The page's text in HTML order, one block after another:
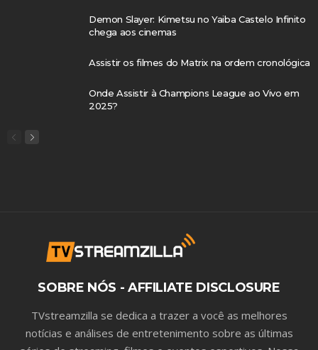
Demon Slayer: Kimetsu no Yaiba Castelo Infinito
chega aos cinemas
Assistir os filmes do Matrix na ordem cronológica
Onde Assistir à Champions League ao Vivo em
2025?
SOBRE NÓS - AFFILIATE DISCLOSURE
TVstreamzilla se dedica a trazer a você as melhores
notícias e análises de entretenimento sobre as últimas